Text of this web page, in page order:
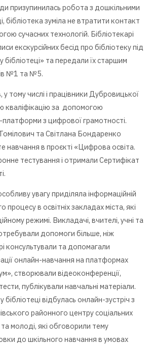
призупинилась робота з дошкільними
зуміла не втратити контакт
сучасних технологій. Бібліотекарі
екскурсійних бесід про бібліотеку під
та передали їх старшим
№1 та №5.
у тому числі і працівники Дубровицької
за допомогою
з цифрової грамотності.
та Світлана Бондаренко
навчання в проєкті «Цифрова освіта.
тестування і отримали Сертифікат
увагу приділяла інформаційній
процесу в освітніх закладах міста, які
режимі. Викладачі, вчителі, учні та
допомоги більше, ніж
консультували та допомагали
онлайн-навчання на платформах
створювали відеоконференції,
публікували навчальні матеріали.
бібліотеці відбулась онлайн-зустріч з
районного центру соціальних
та молоді, які обговорили тему
до шкільного навчання в умовах